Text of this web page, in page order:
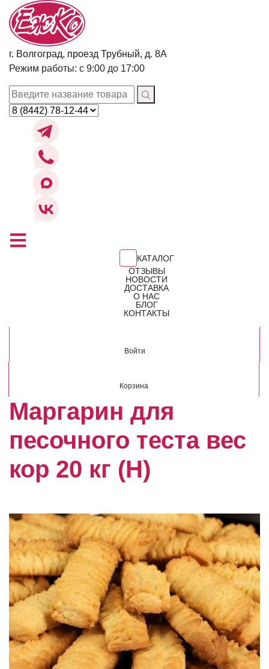
г. Волгоград, проезд Трубный, д. 8А
Режим работы: с 9:00 до 17:00
КАТАЛОГ
ОТЗЫВЫ
НОВОСТИ
ДОСТАВКА
О НАС
БЛОГ
КОНТАКТЫ
Войти
Корзина
Маргарин для
песочного теста вес
кор 20 кг (Н)